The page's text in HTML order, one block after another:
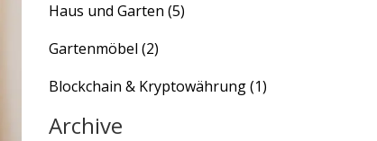
Haus und Garten (5)
Gartenmöbel (2)
Blockchain & Kryptowährung(1)
Archive